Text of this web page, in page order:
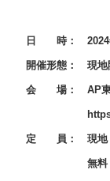
日 時：
開催形態： 現地
会 場： AP
定 員： 現
無料